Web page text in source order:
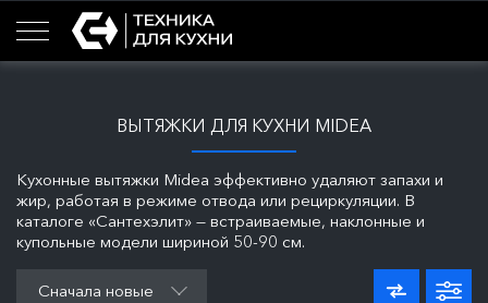
ВЫТЯЖКИ ДЛЯ КУХНИ MIDEA
Кухонные вытяжки Midea эффективно удаляют запахи и
жир, работая в режиме отвода или рециркуляции. В
каталоге «Сантехэлит» — встраиваемые, наклонные и
купольные модели шириной 50-90 см.
Сначала новые
ПОДРОБНЕЕ